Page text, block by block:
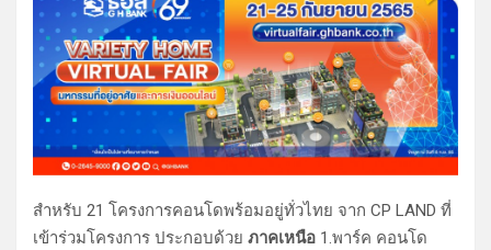
สำหรับ 21 โครงการคอนโดพร้อมอยู่ทั่วไทย จาก CP LAND ที่
เข้าร่วมโครงการ ประกอบด้วย ภาคเหนือ 1.พาร์ค คอนโด